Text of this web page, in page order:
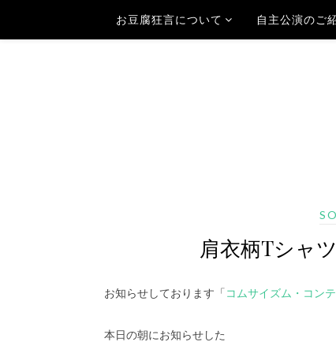
お豆腐狂言について 自主公演のご
肩衣柄Tシャ
お知らせしております「コムサイズム・コン
本日の朝にお知らせした